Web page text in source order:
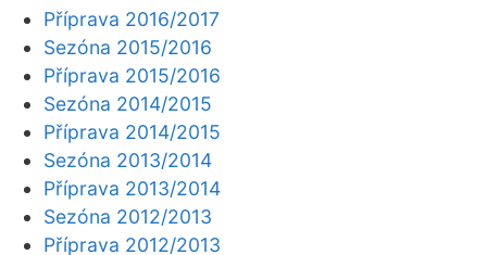
Příprava 2016/2017
Sezóna 2015/2016
Příprava 2015/2016
Sezóna 2014/2015
Příprava 2014/2015
Sezóna 2013/2014
Příprava 2013/2014
Sezóna 2012/2013
Příprava 2012/2013